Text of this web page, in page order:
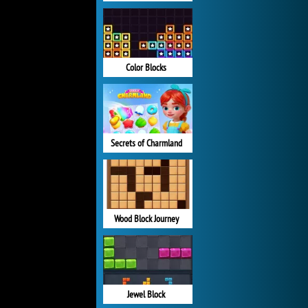
Color Blocks
Secrets of Charmland
Wood Block Journey
Jewel Block